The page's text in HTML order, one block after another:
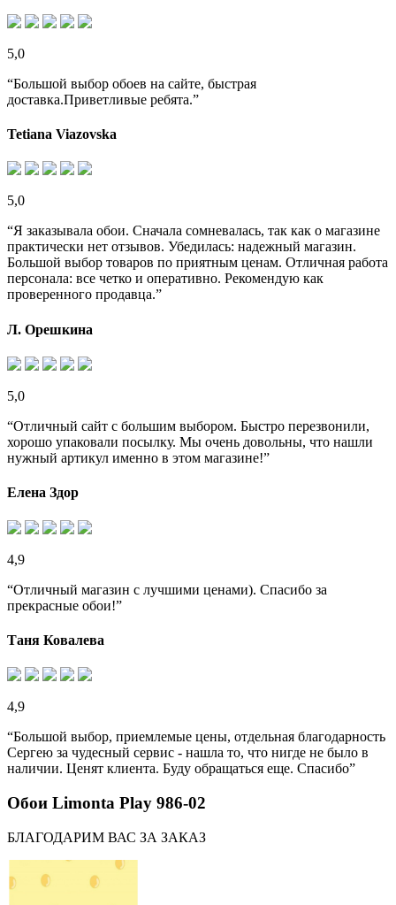
5,0
“Большой выбор обоев на сайте, быстрая
доставка.Приветливые ребята.”
Tetiana Viazovska
5,0
“Я заказывала обои. Сначала сомневалась, так как о магазине
практически нет отзывов. Убедилась: надежный магазин.
Большой выбор товаров по приятным ценам. Отличная работа
персонала: все четко и оперативно. Рекомендую как
проверенного продавца.”
Л. Орешкина
5,0
“Отличный сайт с большим выбором. Быстро перезвонили,
хорошо упаковали посылку. Мы очень довольны, что нашли
нужный артикул именно в этом магазине!”
Елена Здор
4,9
“Отличный магазин с лучшими ценами). Спасибо за
прекрасные обои!”
Таня Ковалева
4,9
“Большой выбор, приемлемые цены, отдельная благодарность
Сергею за чудесный сервис - нашла то, что нигде не было в
наличии. Ценят клиента. Буду обращаться еще. Спасибо”
Обои Limonta Play 986-02
БЛАГОДАРИМ ВАС ЗА ЗАКАЗ